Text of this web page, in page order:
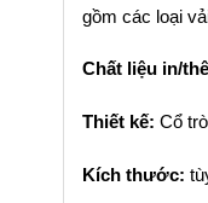
gồm các loại
Chất liệu in/
Thiết kế: Cổ
Kích thước: